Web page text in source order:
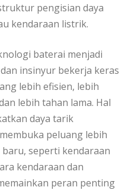
pengisian daya
kendaraan listrik.
baterai menjadi
insinyur bekerja keras
lebih efisien, lebih
lebih tahan lama. Hal
daya tarik
peluang lebih
seperti kendaraan
kendaraan dan
peran penting